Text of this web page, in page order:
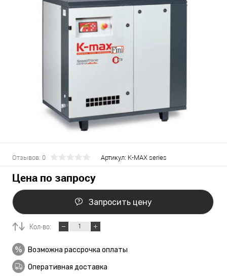
Отзывов: 0 Артикул: K-MAX series
Цена по запросу
Запросить цену
Кол-во:
Возможна рассрочка оплаты
Оперативная доставка